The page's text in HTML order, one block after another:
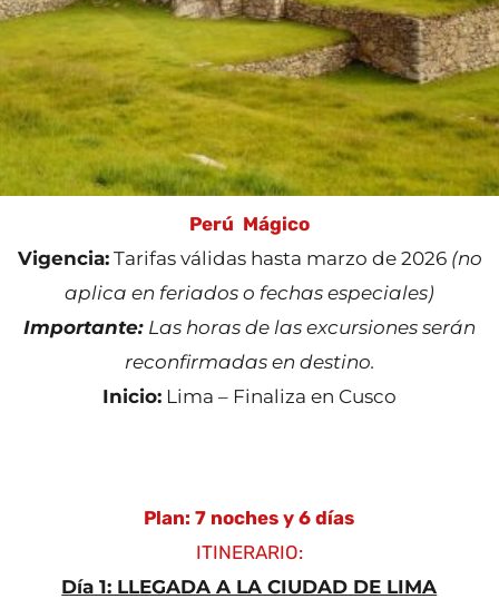
Perú Mágico
Vigencia:Tarifas válidas hasta marzo de 2026 (no
aplica en feriados o fechas especiales)
Importante: Las horas de las excursiones serán
reconfirmadas en destino.
Inicio: Lima – Finaliza en Cusco
Plan: 7 noches y 6 días
ITINERARIO:
Día 1: LLEGADA A LA CIUDAD DE LIMA